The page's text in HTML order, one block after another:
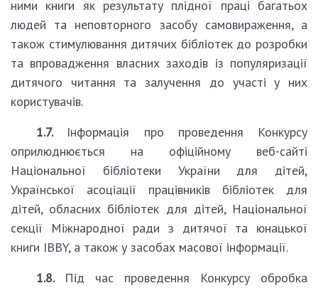
ними книги як результату плідної праці багатьох
людей та неповторного засобу самовираження, а
також стимулювання дитячих бібліотек до розробки
та впровадження власних заходів із популяризації
дитячого читання та залучення до участі у них
користувачів.
1.7. Інформація про проведення Конкурсу
оприлюднюється на офіційному веб-сайті
Національної бібліотеки України для дітей,
Української асоціації працівників бібліотек для
дітей, обласних бібліотек для дітей, Національної
секції Міжнародної ради з дитячої та юнацької
книги IBBY, а також у засобах масової інформації.
1.8. Під час проведення Конкурсу обробка